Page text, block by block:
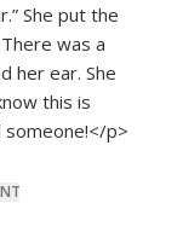
She put the
was a
her ear. She
this is
p>